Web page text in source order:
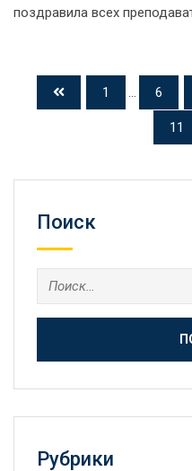
поздравила всех
1 ... 6
11
Поиск
Найти:
Рубрики